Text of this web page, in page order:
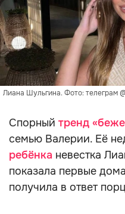
Лиана Шульгина. Фото: телеграм
Спорный тренд
семью Валерии. Её
ребёнка невестка
показала первые
получила в ответ